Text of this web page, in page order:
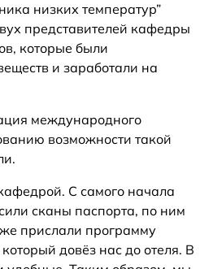
низких температур”
представителей кафедры
которые были
и заработали на
международного
возможности такой
С самого начала
сканы паспорта, по ним
прислали программу
довёз нас до отеля. В